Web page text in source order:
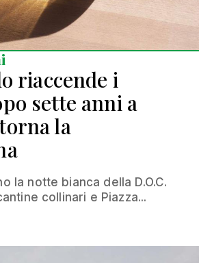
riaccende i
sette anni a
la
la notte bianca della D.O.C.
collinari e Piazza...